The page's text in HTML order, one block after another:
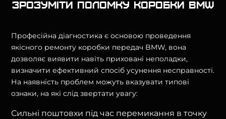
зрозуміти поломку коробки BMW
Професійна діагностика є основою проведення
якісного ремонту коробки передач BMW, вона
дозволяє виявити навіть приховані неполадки,
визначити ефективний спосіб усунення несправності.
На наявність проблем можуть вказувати типові
ознаки, на які слід звертати увагу:
Сильні поштовхи під час перемикання в точку